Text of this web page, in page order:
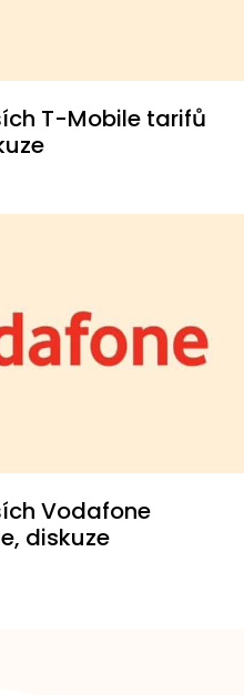
T-Mobile tarifů
Vodafone
diskuze